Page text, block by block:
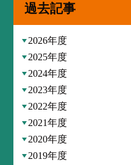
過去記事
2026年度
2025年度
2024年度
2023年度
2022年度
2021年度
2020年度
2019年度